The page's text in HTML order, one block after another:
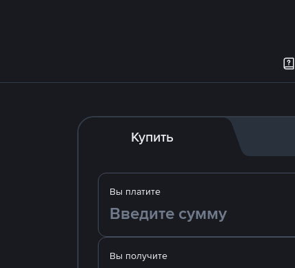
Купить
Вы платите
Вы получите